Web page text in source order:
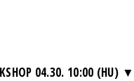
04.30. 10:00 (HU)